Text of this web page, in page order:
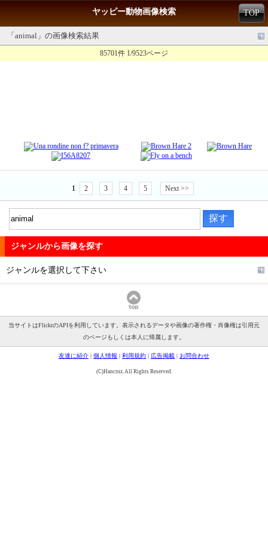
TOP
ヤッピー動物画像検索
「animal」の画像検索結果
85701件 1/9523ページ
1 2 3 4 5 Next >>
ジャンルから画像を探す
ジャンルを選択して下さい
当サイトはFlickrのAPIを利用しています。表示されるデータや画像の著作権・肖像権は引用元
のページもしくは本人に帰属します。
友達に紹介 | 個人情報 | 利用規約 | 広告掲載 | お問合わせ
(C)Hancruz. All Rights Reserved.